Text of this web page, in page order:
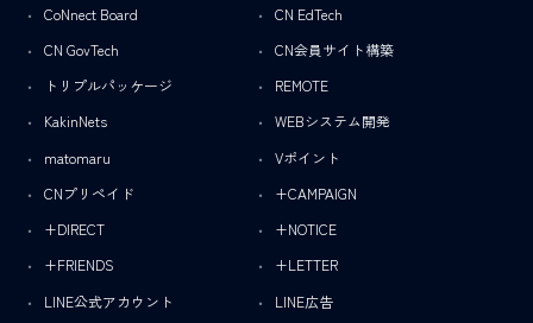
CoNnect Board
CN EdTech
CN GovTech
CN会員サイト構築
トリプルパッケージ
REMOTE
KakinNets
WEBシステム開発
matomaru
Vポイント
CNプリペイド
+CAMPAIGN
+DIRECT
+NOTICE
+FRIENDS
+LETTER
LINE公式アカウント
LINE広告